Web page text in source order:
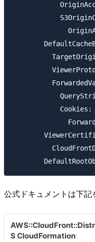
            Cookies:
公式ドキュメントは下